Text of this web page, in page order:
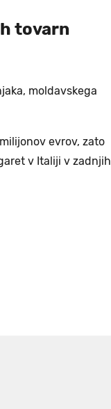
tovarn
moldavskega
evrov, zato
v Italiji v zadnjih